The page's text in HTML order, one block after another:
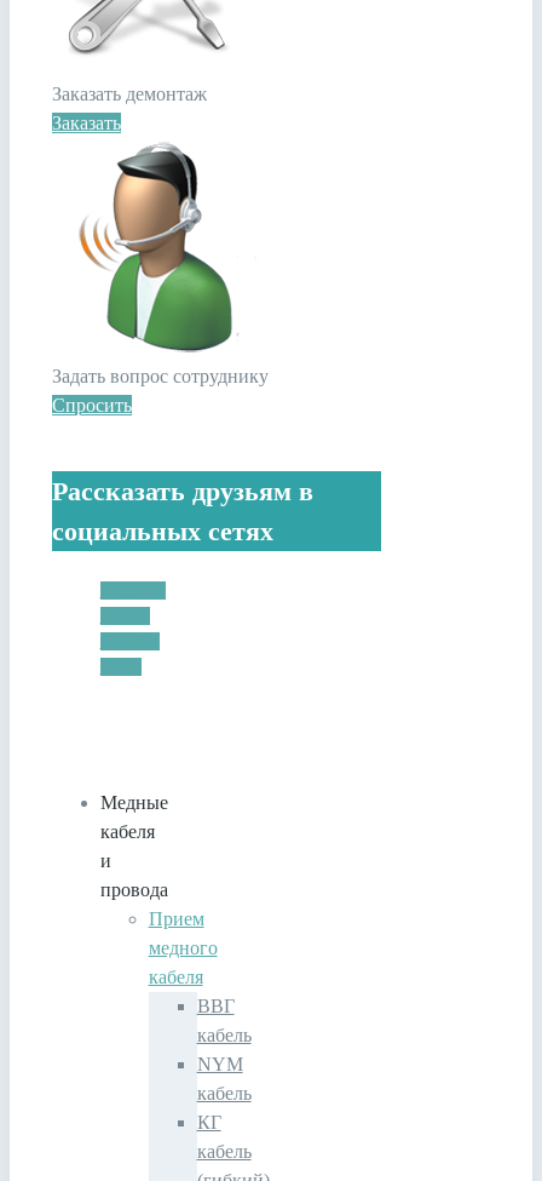
Заказать демонтаж
Заказать
Задать вопрос сотруднику
Спросить
Рассказать друзьям в
социальных сетях
Медные
кабеля
и
провода
Прием
медного
кабеля
ВВГ
кабель
NYM
кабель
КГ
кабель